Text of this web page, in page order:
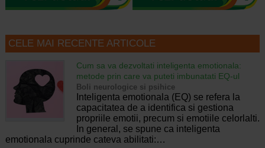
CELE MAI RECENTE ARTICOLE
Cum sa va dezvoltati inteligenta emotionala:
metode prin care va puteti imbunatati EQ-ul
Boli neurologice si psihice
Inteligenta emotionala (EQ) se refera la
capacitatea de a identifica si gestiona
propriile emotii, precum si emotiile celorlalti.
In general, se spune ca inteligenta
emotionala cuprinde cateva abilitati:…